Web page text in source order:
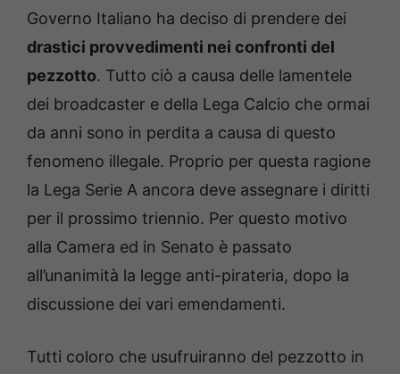
Governo Italiano ha deciso di prendere dei
drastici provvedimenti nei confronti del
pezzotto. Tutto ciò a causa delle lamentele
dei broadcaster e della Lega Calcio che ormai
da anni sono in perdita a causa di questo
fenomeno illegale. Proprio per questa ragione
la Lega Serie A ancora deve assegnare i diritti
per il prossimo triennio. Per questo motivo
alla Camera ed in Senato è passato
all’unanimità la legge anti-pirateria, dopo la
discussione dei vari emendamenti.
Tutti coloro che usufruiranno del pezzotto in